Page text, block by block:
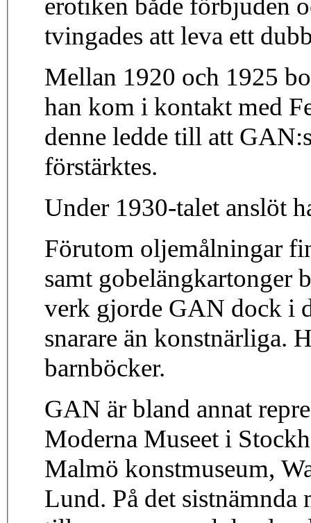
erotiken både förbjuden
tvingades att leva ett
Mellan 1920 och 1925
han kom i kontakt med
denne ledde till att
förstärktes.
Under 1930-talet anslöt
Förutom oljemålningar
samt gobelängkartonger
verk gjorde GAN dock i
snarare än konstnärliga.
barnböcker.
GAN är bland annat
Moderna Museet i
Malmö konstmuseum,
Lund. På det